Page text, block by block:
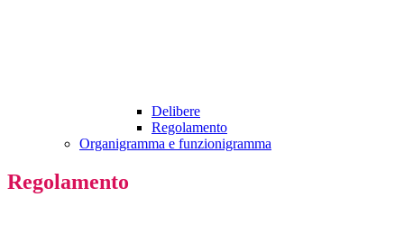
Delibere
Regolamento
Organigramma e funzionigramma
Regolamento